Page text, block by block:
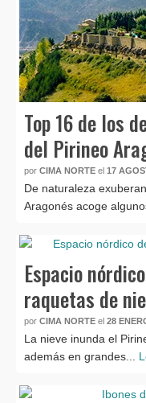
Top 16 de los
del Pirineo
por CIMA NORTE el 17
De naturaleza
Aragonés acoge
Espacio
raquetas de
por CIMA NORTE el 28
La nieve inunda el
además en grandes...